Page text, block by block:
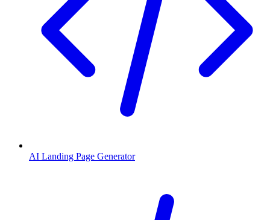
AI Landing Page Generator